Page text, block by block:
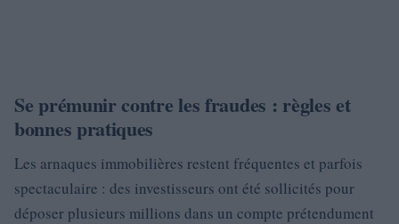
Se prémunir contre les fraudes : règles et
bonnes pratiques
Les arnaques immobilières restent fréquentes et parfois
spectaculaire : des investisseurs ont été sollicités pour
déposer plusieurs millions dans un compte prétendument